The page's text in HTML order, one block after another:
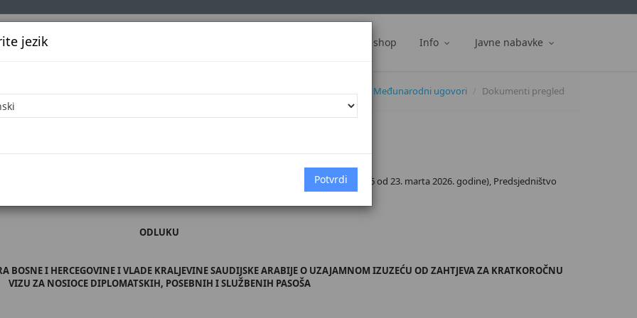
Službena glasila Web shop Info Javne nabavke
jezik
Početna Dokumenti Međunarodni ugovori Dokumenti pregled
broj 4/26
Parlamentarne skupštine Bosne i Hercegovine (Odluka PSBiH broj 01,02-21-1-57/26 od 23. marta 2026. godine), Predsjedništvo
aprila 2026. godine, donijelo
ODLUKU
I HERCEGOVINE I VLADE KRALJEVINE SAUDIJSKE ARABIJE O UZAJAMNOM IZUZEĆU OD ZAHTJEVA ZA KRATKOROČNU
VIZU ZA NOSIOCE DIPLOMATSKIH, POSEBNIH I SLUŽBENIH PASOŠA